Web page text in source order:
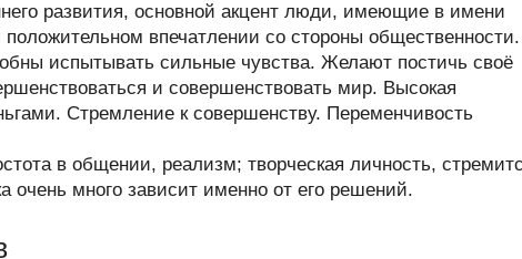
развития, основной акцент люди, имеющие в имени
впечатлении со стороны общественности.
испытывать сильные чувства. Желают постичь своё
и совершенствовать мир. Высокая
Стремление к совершенству. Переменчивость
в общении, реализм; творческая личность,
очень много зависит именно от его решений.